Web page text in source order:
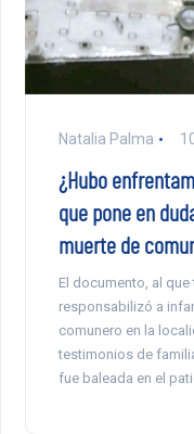
Natalia Palma
¿Hubo
que pone en
muerte de
El documento, al
responsabilizó a
comunero en la
testimonios de
fue baleada en el